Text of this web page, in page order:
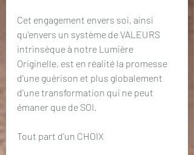
Cet engagement envers soi, ainsi
qu'envers un système de VALEURS
intrinsèque à notre Lumière
Originelle, est en réalité la promesse
d'une guérison et plus globalement
d'une transformation qui ne peut
émaner que de SOI.
Tout part d'un CHOIX